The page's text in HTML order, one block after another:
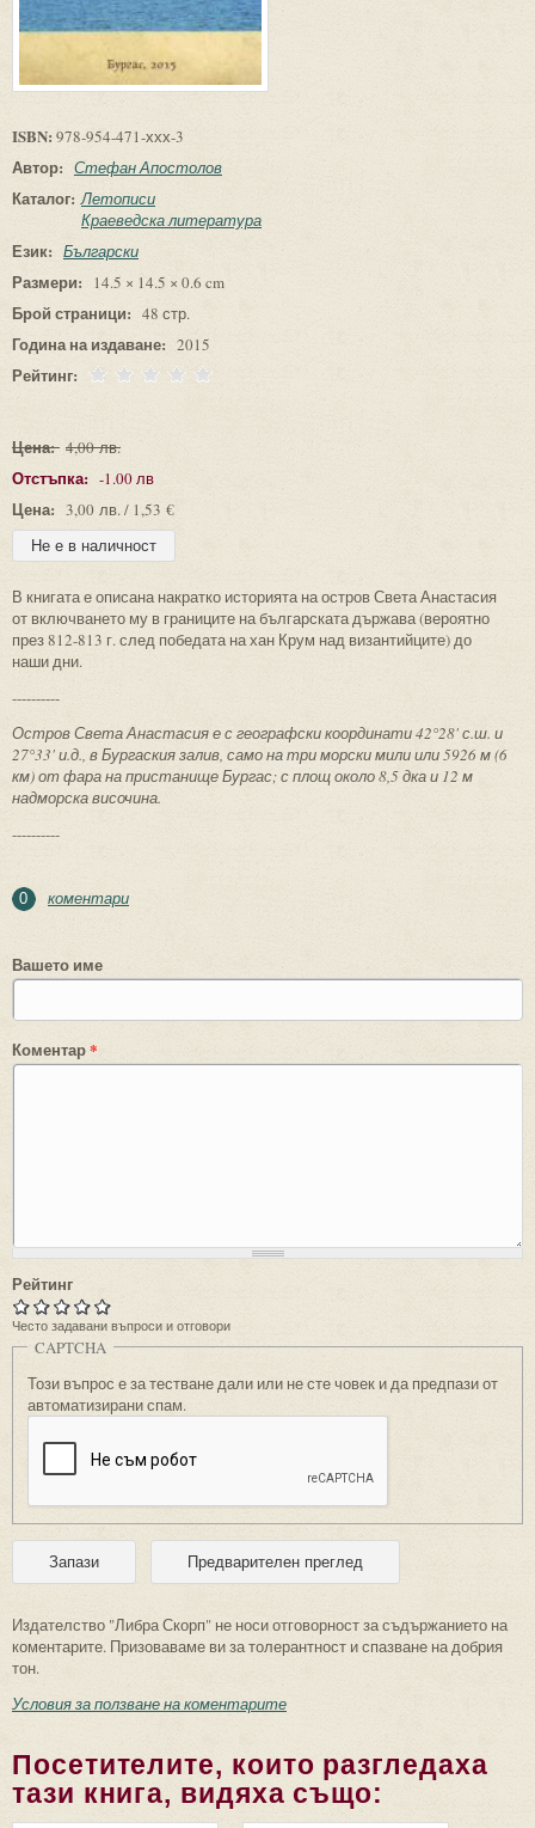
ISBN: 978-954-471-ххх-3
Автор: Стефан Апостолов
Каталог: Летописи
Краеведска литература
Език: Български
Размери: 14.5 × 14.5 × 0.6 cm
Брой страници: 48 стр.
Година на издаване: 2015
Рейтинг:
Цена: 4,00 лв.
Отстъпка: -1.00 лв
Цена: 3,00 лв. / 1,53 €
В книгата е описана накратко историята на остров Света Анастасия
от включването му в границите на българската държава (вероятно
през 812-813 г. след победата на хан Крум над византийците) до
наши дни.
----------
Остров Света Анастасия е с географски координати 42°28' с.ш. и
27°33' и.д., в Бургаския залив, само на три морски мили или 5926 м (6
км) от фара на пристанище Бургас; с площ около 8,5 дка и 12 м
надморска височина.
----------
0 коментари
Вашето име
Коментар*
Рейтинг
Често задавани въпроси и отговори
CAPTCHA
Този въпрос е за тестване дали или не сте човек и да предпази от
автоматизирани спам.
Издателство "Либра Скорп" не носи отговорност за съдържанието на
коментарите. Призоваваме ви за толерантност и спазване на добрия
тон.
Условия за ползване на коментарите
Посетителите, които разгледаха
тази книга, видяха също: